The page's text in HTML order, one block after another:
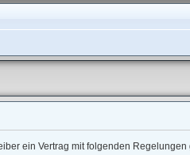
ein Vertrag mit folgenden